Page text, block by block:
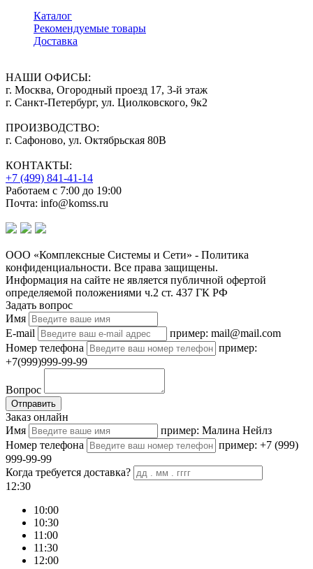
Каталог
Рекомендуемые товары
Доставка
НАШИ ОФИСЫ:
г. Москва, Огородный проезд 17, 3-й этаж
г. Санкт-Петербург, ул. Циолковского, 9к2
ПРОИЗВОДСТВО:
г. Сафоново, ул. Октябрьская 80В
КОНТАКТЫ:
+7 (499) 841-41-14
Работаем с 7:00 до 19:00
Почта: info@komss.ru
ООО «Комплексные Системы и Сети» - Политика
конфиденциальности. Все права защищены.
Информация на сайте не является публичной офертой
определяемой положениями ч.2 ст. 437 ГК РФ
Задать вопрос
Имя
E-mail
пример: mail@mail.com
Номер телефона
пример:
+7(999)999-99-99
Вопрос
Отправить
Заказ онлайн
Имя
пример: Малина Нейлз
Номер телефона
пример: +7 (999)
999-99-99
Когда требуется доставка?
12:30
10:00
10:30
11:00
11:30
12:00